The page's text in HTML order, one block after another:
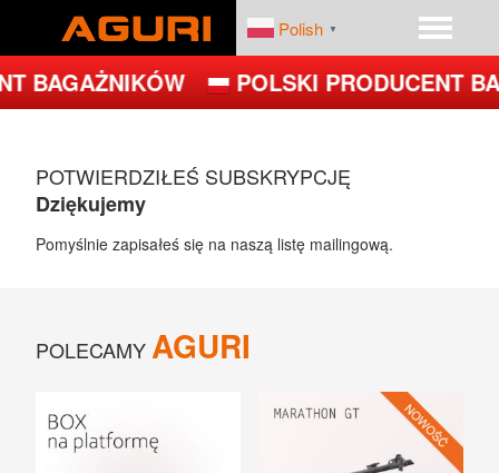
START
PLATFORMY ROWEROWE
BAGAŻNIKI BAZOWE
UCHWYTY ROWEROWE NA DACH
UCHWYTY ROWEROWE NA HAK
JET
DEALERZY
FIRMA
Polish ▼
BAGAŻNIKÓW POLSKI PRODUCENT
POTWIERDZIŁEŚ SUBSKRYPCJĘ
Dziękujemy
Pomyślnie zapisałeś się na naszą listę mailingową.
POLECAMYAGURI